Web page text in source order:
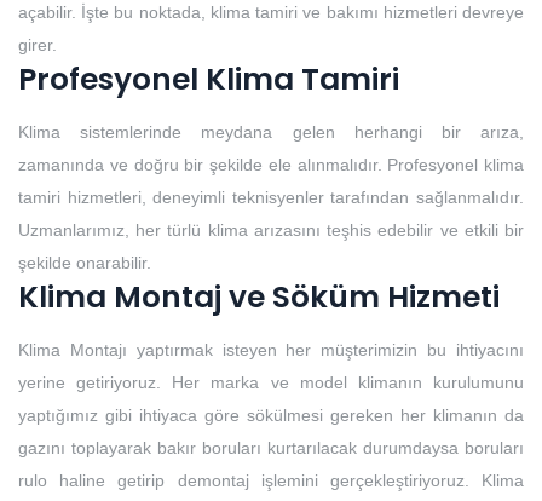
açabilir. İşte bu noktada, klima tamiri ve bakımı hizmetleri devreye
girer.
Profesyonel Klima Tamiri
Klima sistemlerinde meydana gelen herhangi bir arıza,
zamanında ve doğru bir şekilde ele alınmalıdır. Profesyonel klima
tamiri hizmetleri, deneyimli teknisyenler tarafından sağlanmalıdır.
Uzmanlarımız, her türlü klima arızasını teşhis edebilir ve etkili bir
şekilde onarabilir.
Klima Montaj ve Söküm Hizmeti
Klima Montajı yaptırmak isteyen her müşterimizin bu ihtiyacını
yerine getiriyoruz. Her marka ve model klimanın kurulumunu
yaptığımız gibi ihtiyaca göre sökülmesi gereken her klimanın da
gazını toplayarak bakır boruları kurtarılacak durumdaysa boruları
rulo haline getirip demontaj işlemini gerçekleştiriyoruz. Klima